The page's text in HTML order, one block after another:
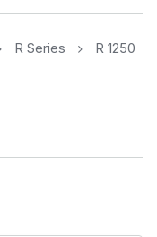
R Series
R 1250